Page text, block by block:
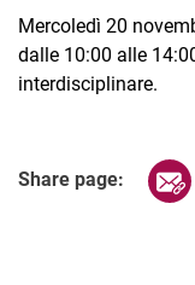
Mercoledì 20
dalle 10:00 alle
interdisciplinare.
Share page: